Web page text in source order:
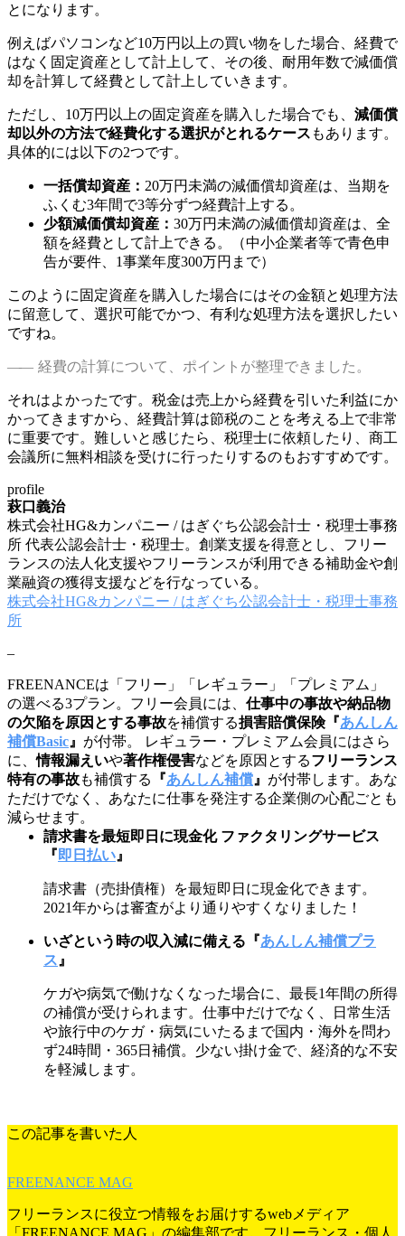
とになります。
例えばパソコンなど10万円以上の買い物をした場合、経費で
はなく固定資産として計上して、その後、耐用年数で減価償
却を計算して経費として計上していきます。
ただし、10万円以上の固定資産を購入した場合でも、 減価償
却以外の方法で経費化する選択がとれるケース もあります。
具体的には以下の2つです。
一括償却資産： 20万円未満の減価償却資産は、当期を
ふくむ3年間で3等分ずつ経費計上する。
少額減価償却資産： 30万円未満の減価償却資産は、全
額を経費として計上できる。（中小企業者等で青色申
告が要件、1事業年度300万円まで）
このように固定資産を購入した場合にはその金額と処理方法
に留意して、選択可能でかつ、有利な処理方法を選択したい
ですね。
経費の計算について、ポイントが整理できました。
それはよかったです。税金は売上から経費を引いた利益にか
かってきますから、経費計算は節税のことを考える上で非常
に重要です。難しいと感じたら、税理士に依頼したり、商工
会議所に無料相談を受けに行ったりするのもおすすめです。
profile
萩口義治
株式会社HG&カンパニー / はぎぐち公認会計士・税理士事務
所 代表公認会計士・税理士。創業支援を得意とし、フリー
ランスの法人化支援やフリーランスが利用できる補助金や創
業融資の獲得支援などを行なっている。
株式会社HG&カンパニー / はぎぐち公認会計士・税理士事務
所
–
FREENANCEは「フリー」「レギュラー」「プレミアム」
の選べる3プラン。フリー会員には、 仕事中の事故や納品物
の欠陥を原因とする事故を補償する損害賠償保険『 あんしん
補償Basic』 が付帯。 レギュラー・プレミアム会員にはさら
に、情報漏えいや著作権侵害などを原因とするフリーランス
特有の事故も補償する 『 あんしん補償』 が付帯します。あな
ただけでなく、あなたに仕事を発注する企業側の心配ごとも
減らせます。
請求書を最短即日に現金化 ファクタリングサービス
『 即日払い』
請求書（売掛債権）を最短即日に現金化できます。
2021年からは審査がより通りやすくなりました！
いざという時の収入減に備える『 あんしん補償プラ
ス』
ケガや病気で働けなくなった場合に、最長1年間の所得
の補償が受けられます。仕事中だけでなく、日常生活
や旅行中のケガ・病気にいたるまで国内・海外を問わ
ず24時間・365日補償。少ない掛け金で、経済的な不安
を軽減します。
この記事を書いた人
FREENANCE MAG
フリーランスに役立つ情報をお届けするwebメディア